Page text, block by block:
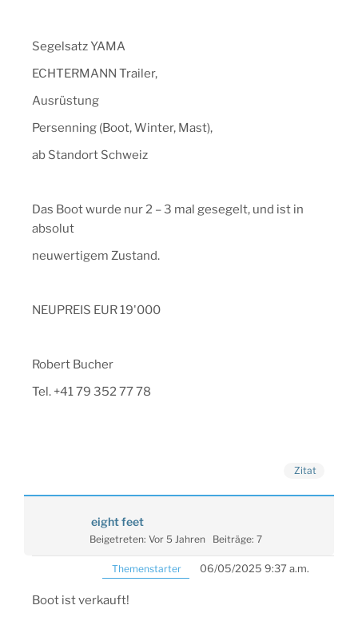
Segelsatz YAMA
ECHTERMANN Trailer,
Ausrüstung
Persenning (Boot, Winter, Mast),
ab Standort Schweiz
Das Boot wurde nur 2 – 3 mal gesegelt, und ist in
absolut
neuwertigem Zustand.
NEUPREIS EUR 19'000
Robert Bucher
Tel. +41 79 352 77 78
Zitat
eight feet
Beigetreten: Vor 5 Jahren Beiträge: 7
Themenstarter 06/05/2025 9:37 a.m.
Boot ist verkauft!